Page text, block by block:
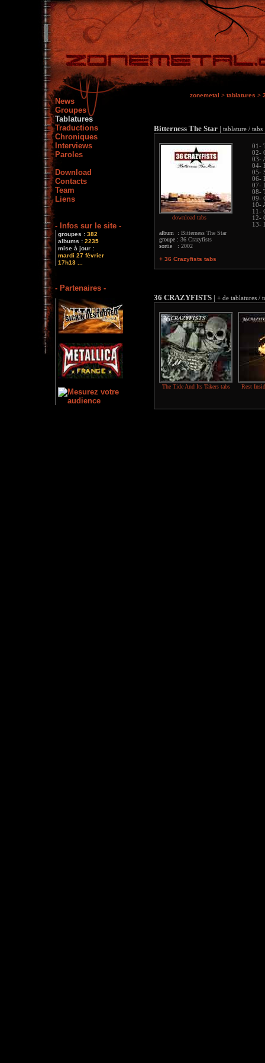
News
Groupes
Tablatures
Traductions
Chroniques
Interviews
Paroles
Download
Contacts
Team
Liens
- Infos sur le site -
groupes : 382
albums : 2235
mise à jour :
mardi 27 février
17h13 ...
- Partenaires -
zonemetal > tablatures >
Bitterness The Star | tablature / tabs
download tabs
album : Bitterness The Star
groupe : 36 Crazyfists
sortie : 2002
+ 36 Crazyfists tabs
01-
02-
03-
04-
05-
06-
07-
08-
09-
10-
11-
12-
13-
36 CRAZYFISTS | + de tablatures /
The Tide And Its Takers tabs Rest